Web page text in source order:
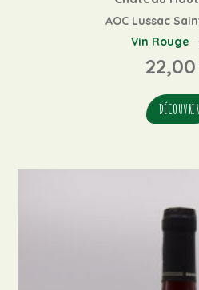
AOC Lussac
Vin Rouge -
22,00
DÉCOUVRIR